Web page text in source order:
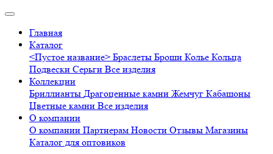
Главная
Каталог
<Пустое название> Браслеты Броши Колье Кольца
Подвески Серьги Все изделия
Коллекции
Бриллианты Драгоценные камни Жемчуг Кабашоны
Цветные камни Все изделия
О компании
О компании Партнерам Новости Отзывы Магазины
Каталог для оптовиков